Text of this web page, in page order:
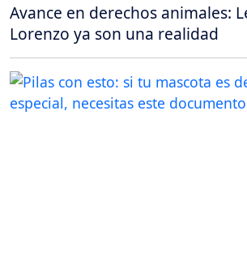
Avance en derechos animales:
Lorenzo ya son una realidad